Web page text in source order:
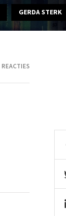
GERDA STERK
REACTIES